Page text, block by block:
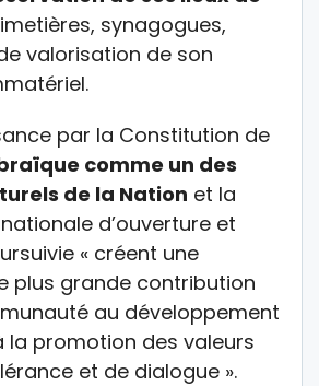
synagogues,
valorisation de son
par la Constitution de
comme un des
de la Nation et la
d’ouverture et
« créent une
plus grande contribution
au développement
la promotion des valeurs
et de dialogue ».